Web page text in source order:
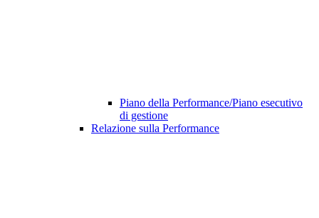
Piano della Performance/Piano esecutivo
di gestione
Relazione sulla Performance